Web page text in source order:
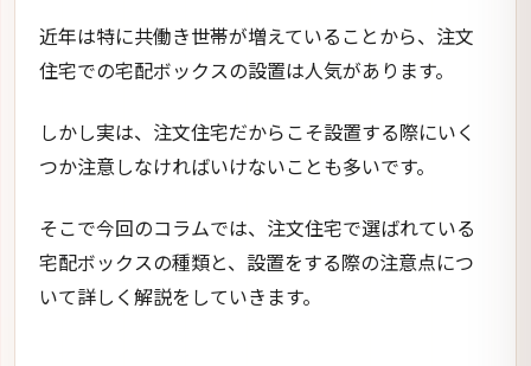
近年は特に共働き世帯が増えていることから、注文
住宅での宅配ボックスの設置は人気があります。
しかし実は、注文住宅だからこそ設置する際にいく
つか注意しなければいけないことも多いです。
そこで今回のコラムでは、注文住宅で選ばれている
宅配ボックスの種類と、設置をする際の注意点につ
いて詳しく解説をしていきます。